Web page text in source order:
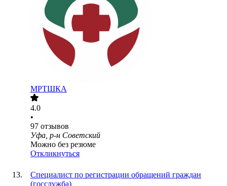
МРТШКА
4.0
•
97 отзывов
Уфа, р-н Советский
Можно без резюме
Откликнуться
Специалист по регистрации обращений граждан
(госслужба)